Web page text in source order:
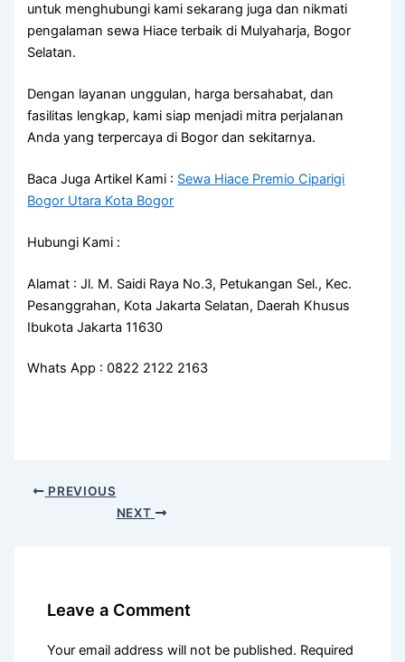
untuk menghubungi kami sekarang juga dan nikmati
pengalaman sewa Hiace terbaik di Mulyaharja, Bogor
Selatan.
Dengan layanan unggulan, harga bersahabat, dan
fasilitas lengkap, kami siap menjadi mitra perjalanan
Anda yang terpercaya di Bogor dan sekitarnya.
Baca Juga Artikel Kami : Sewa Hiace Premio Ciparigi
Bogor Utara Kota Bogor
Hubungi Kami :
Alamat : Jl. M. Saidi Raya No.3, Petukangan Sel., Kec.
Pesanggrahan, Kota Jakarta Selatan, Daerah Khusus
Ibukota Jakarta 11630
Whats App : 0822 2122 2163
PREVIOUS
NEXT
Leave a Comment
Your email address will not be published. Required